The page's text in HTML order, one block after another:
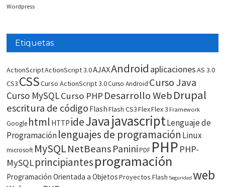
Wordpress
Etiquetas
ActionScriptActionScript 3.0AJAXAndroid aplicacionesAS 3.0
CS3 CSSCurso ActionScript 3.0Curso Android Curso Java
Curso MySQLCurso PHP Desarrollo WebDrupal
escritura de código FlashFlash CS3FlexFlex 3 Framework
Google html HTTP ideJavajavascriptLenguaje de
Programaciónlenguajes de programación Linux
microsoft MySQLNetBeans Panini PDF PHP PHP-
MySQLprincipiantesprogramación
Programación Orientada a ObjetosProyectos Flash Seguridad web